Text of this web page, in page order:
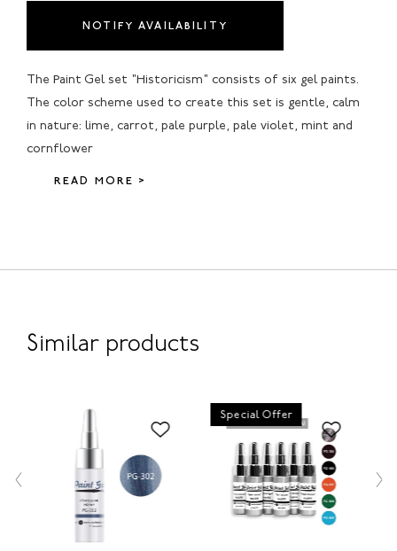
NOTIFY AVAILABILITY
The Paint Gel set "Historicism" consists of six gel paints.
The color scheme used to create this set is gentle, calm
in nature: lime, carrot, pale purple, pale violet, mint and
cornflower
READ MORE >
Similar products
Special Offer